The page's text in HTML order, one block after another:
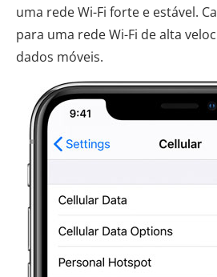
uma rede Wi-Fi forte e estável.
para uma rede Wi-Fi de alta
dados móveis.